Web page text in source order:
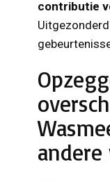
contributie